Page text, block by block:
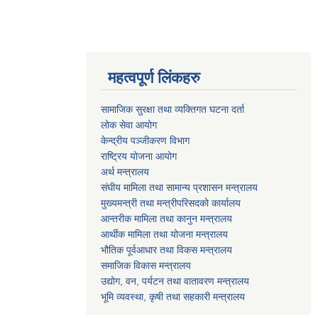
महत्वपूर्ण लिंकहरु
सामाजिक सुरक्षा तथा व्यक्तिगत घटना दर्ता
लोक सेवा आयोग
केन्द्रीय पञ्जीकरण विभाग
राष्ट्रिय योजना आयोग
अर्थ मन्त्रालय
संघीय मामिला तथा सामान्य प्रशासन मन्त्रालय
मुख्यमन्त्री तथा मन्त्रीपरिसदको कार्यालय
आन्तरीक मामिला तथा कानुन मन्त्रालय
आर्थीक मामिला तथा योजना मन्त्रालय
भौतिक पूर्वआधार तथा विकस मन्त्रालय
समाजिक विकास मन्त्रालय
उद्योग, वन, पर्यटन तथा वातावरण मन्त्रालय
भूमि व्यवस्था, कृषी तथा सहकारी मन्त्रालय